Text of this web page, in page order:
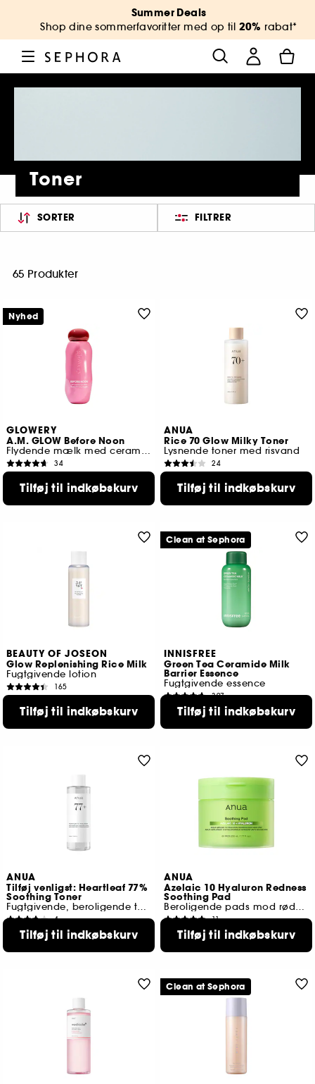
Summer Deals
Shop dine sommerfavoritter med op til 20% rabat*
Toner
SORTER FILTRER
65 Produkter
GLOWERY
A.M. GLOW Before Noon
Flydende mælk med ceramider, der booster gløden
34
Tilføj til indkøbskurv
Nyhed
ANUA
Rice 70 Glow Milky Toner
Lysnende toner med risvand
24
Tilføj til indkøbskurv
BEAUTY OF JOSEON
Glow Replenishing Rice Milk
Fugtgivende lotion
165
Tilføj til indkøbskurv
INNISFREE
Green Tea Ceramide Milk
Barrier Essence
Fugtgivende essence
397
169,00 KR
Tilføj til indkøbskurv
Clean at Sephora
ANUA
Tilføj venligst: Heartleaf 77%
Soothing Toner
Fugtgivende, beroligende toner
4
169,00 KR
Tilføj til indkøbskurv
ANUA
Azelaic 10 Hyaluron Redness
Soothing Pad
Beroligende pads mod rødme
11
179,00 KR
Tilføj til indkøbskurv
Clean at Sephora